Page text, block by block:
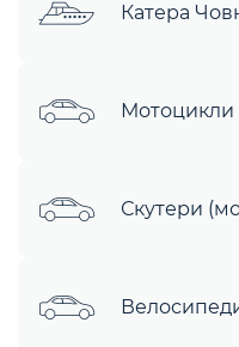
Катера
Мотоцикли
Скутери